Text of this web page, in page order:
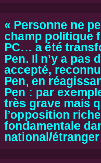
« Personne ne
champ politique
PC… a été
Pen. Il n’y a pas
accepté,
Pen, en
Pen : par
très grave mais
l’opposition
fondamentale
national/étranger